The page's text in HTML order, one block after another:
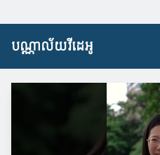
បណ្ណាល័យវីដេអូ